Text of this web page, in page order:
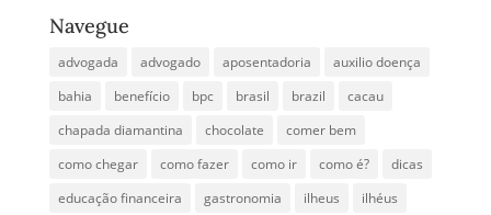
Navegue
advogada advogado aposentadoria
bahia
benefício bpc brasil
chapada diamantina
comer bem
como chegar
como fazer como ir como é?